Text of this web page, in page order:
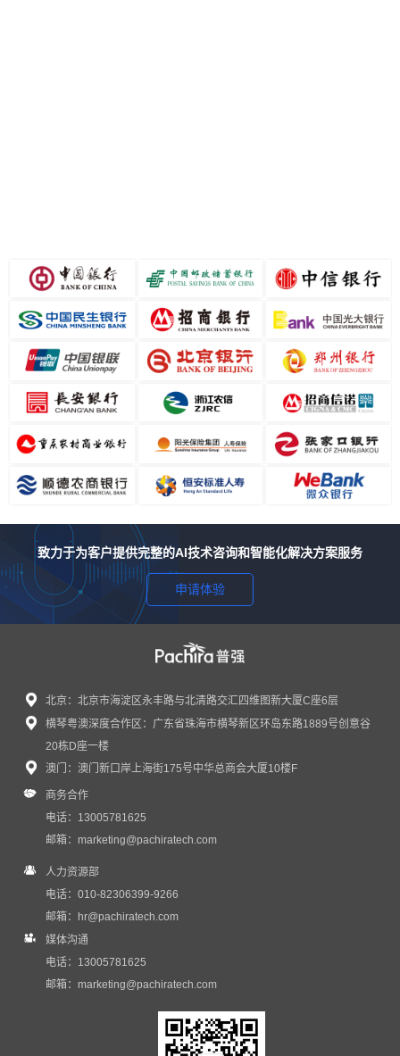
致力于为客户提供完整的AI技术咨询和智能化解决方案服务
申请体验
北京：北京市海淀区永丰路与北清路交汇四维图新大厦C座6层
横琴粤澳深度合作区：广东省珠海市横琴新区环岛东路1889号创意谷
20栋D座一楼
澳门：澳门新口岸上海街175号中华总商会大厦10楼F
商务合作
电话：13005781625
邮箱：marketing@pachiratech.com
人力资源部
电话：010-82306399-9266
邮箱： hr@pachiratech.com
媒体沟通
电话：13005781625
邮箱：marketing@pachiratech.com